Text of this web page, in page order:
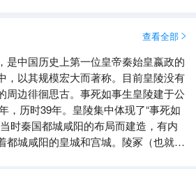
查看全部 
是中国历史上第一位皇帝秦始皇嬴政的
，以其规模宏大而著称。目前皇陵没有
周边徘徊思古。事死如事生皇陵建于公
，历时39年。皇陵集中体现了“事死如
时秦国都城咸阳的布局而建造，有内
都城咸阳的皇城和宫城。陵冢（也就是